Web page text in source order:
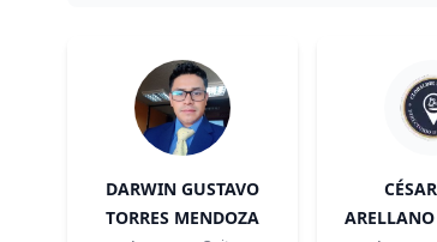
DARWIN GUSTAVO
TORRES MENDOZA